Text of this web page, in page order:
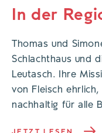
In der
Thomas und
Schlachthaus und
Leutasch. Ihre
von Fleisch
nachhaltig für alle